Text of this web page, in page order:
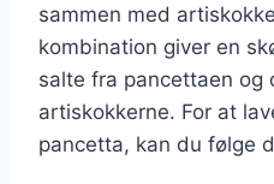
sammen med
kombination giver en
salte fra pancettaen og
artiskokkerne. For at
pancetta, kan du følge